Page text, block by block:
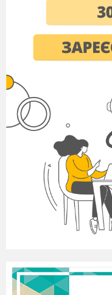
Виходить
Режисер
В ефірі
ведучі:
У мене до вас є
чесно тому що
Запитання
Ви
Як ви
Які
батьки?
Ведучі ви
Уходить